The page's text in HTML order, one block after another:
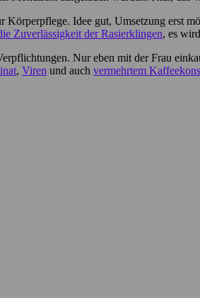
Körperpflege. Idee gut, Umsetzung erst
Zuverlässigkeit der Rasierklingen, es
Nur eben mit der Frau
, Viren und auch vermehrtem